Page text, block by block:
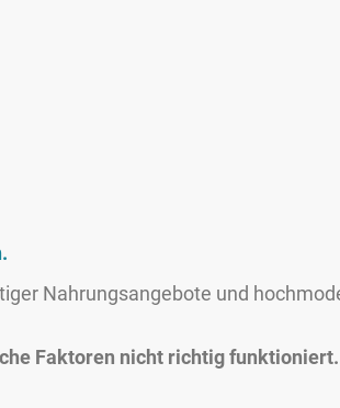
Nahrungsangebote und
Faktoren nicht richtig funktioniert.